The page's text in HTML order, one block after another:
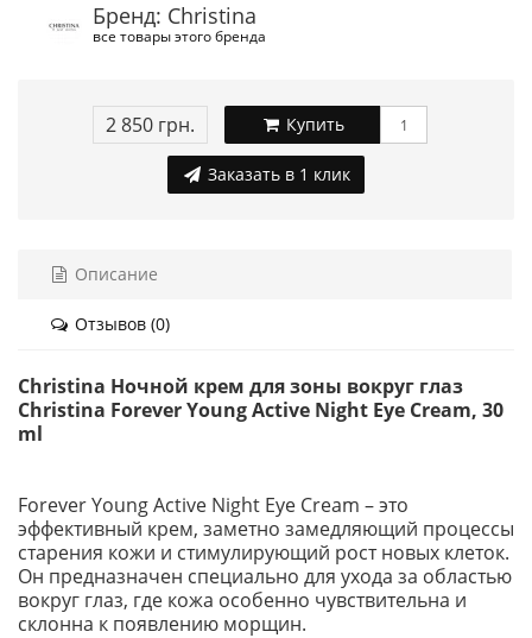
Бренд: Christina
все товары этого бренда
2 850 грн. Купить
Заказать в 1 клик
Описание
Отзывов (0)
Christina Ночной крем для зоны вокруг глаз
Christina Forever Young Active Night Eye Cream, 30
ml
Forever Young Active Night Eye Cream – это
эффективный крем, заметно замедляющий процессы
старения кожи и стимулирующий рост новых клеток.
Он предназначен специально для ухода за областью
вокруг глаз, где кожа особенно чувствительна и
склонна к появлению морщин.